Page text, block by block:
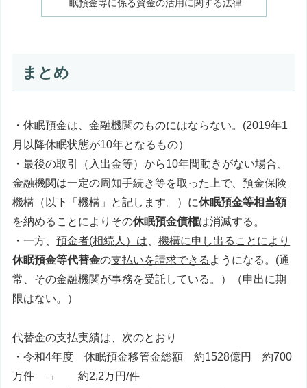
眠預金等に係る資金の活用に関する法律
まとめ
・休眠預金は、金融機関のものにはならない。(2019年1
月以降休眠状態が10年となるもの）
・最後の取引（入出金等）から10年間動きがない場合、
金融機関は一定の周知手続き等を取った上で、預金保険
機構（以下「機構」と記します。）に休眠預金等相当額
を納めることによりその休眠預金債権は消滅する。
・一方、預金者(相続人）は 、機構に申し出ることにより
休眠預金等代替金の支払いを請求できる ようになる。(通
常、その金融機関が事務を受託している。）（申出に期
限はない。）
代替金の支払実績は、次のとおり
・令和4年度 休眠預金移管金総額 約1528億円 約700
万件 → 約2,2万円/件